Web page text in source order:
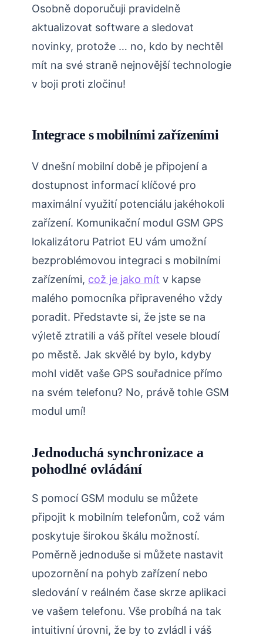
Osobně doporučuji pravidelně
aktualizovat software a sledovat
novinky, protože … no, kdo by nechtěl
mít na své straně nejnovější technologie
v boji proti zločinu!
Integrace s mobilními zařízeními
V dnešní mobilní době je připojení a
dostupnost informací klíčové pro
maximální využití potenciálu jakéhokoli
zařízení. Komunikační modul GSM GPS
lokalizátoru Patriot EU vám umožní
bezproblémovou integraci s mobilními
zařízeními, což je jako mít v kapse
malého pomocníka připraveného vždy
poradit. Představte si, že jste se na
výletě ztratili a váš přítel vesele bloudí
po městě. Jak skvělé by bylo, kdyby
mohl vidět vaše GPS souřadnice přímo
na svém telefonu? No, právě tohle GSM
modul umí!
Jednoduchá synchronizace a
pohodlné ovládání
S pomocí GSM modulu se můžete
připojit k mobilním telefonům, což vám
poskytuje širokou škálu možností.
Poměrně jednoduše si můžete nastavit
upozornění na pohyb zařízení nebo
sledování v reálném čase skrze aplikaci
ve vašem telefonu. Vše probíhá na tak
intuitivní úrovni, že by to zvládl i váš